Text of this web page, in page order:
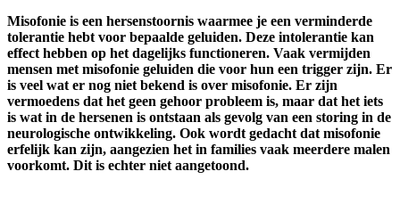
Misofonie is een hersenstoornis waarmee je een verminderde
tolerantie hebt voor bepaalde geluiden. Deze intolerantie kan
effect hebben op het dagelijks functioneren. Vaak vermijden
mensen met misofonie geluiden die voor hun een trigger zijn. Er
is veel wat er nog niet bekend is over misofonie. Er zijn
vermoedens dat het geen gehoor probleem is, maar dat het iets
is wat in de hersenen is ontstaan als gevolg van een storing in de
neurologische ontwikkeling. Ook wordt gedacht dat misofonie
erfelijk kan zijn, aangezien het in families vaak meerdere malen
voorkomt. Dit is echter niet aangetoond.